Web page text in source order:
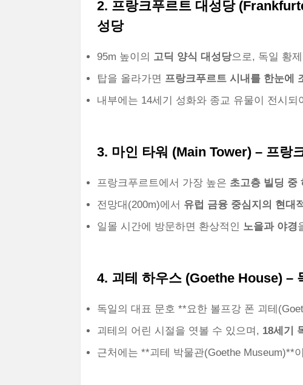
2. 프랑크푸르트 대성당
성당
95m 높이의 고딕 양식 대성당으로, 독일 황
탑을 올라가면 프랑크푸르트 시내를 한눈에
내부에는 14세기 성화와 종교 유물이 전시
3. 마인 타워 (Main Tower) – 프랑
프랑크푸르트에서 가장 높은 초고층 빌딩 중
전망대(200m)에서 유럽 금융 중심지의 현대
일몰 시간에 방문하면 환상적인 노을과 야경
4. 괴테 하우스 (Goethe House) –
독일의 대표 문호 **요한 볼프강 폰 괴테
괴테의 어린 시절을 엿볼 수 있으며, 18세기
근처에는 **괴테 박물관(Goethe Museum)**